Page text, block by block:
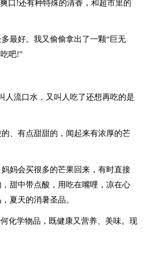
口!还有种特殊的清香，和超市里的
最好。我又偷偷拿出了一颗“巨无
吧!”
人流口水，又叫人吃了还想再吃的是
、有点甜甜的，闻起来有浓厚的芒
妈会买很多的芒果回来，有时直接
甜中带点酸，用吃在嘴哩，凉在心
夏天的消暑圣品。
化学物品，既健康又营养、美味。现